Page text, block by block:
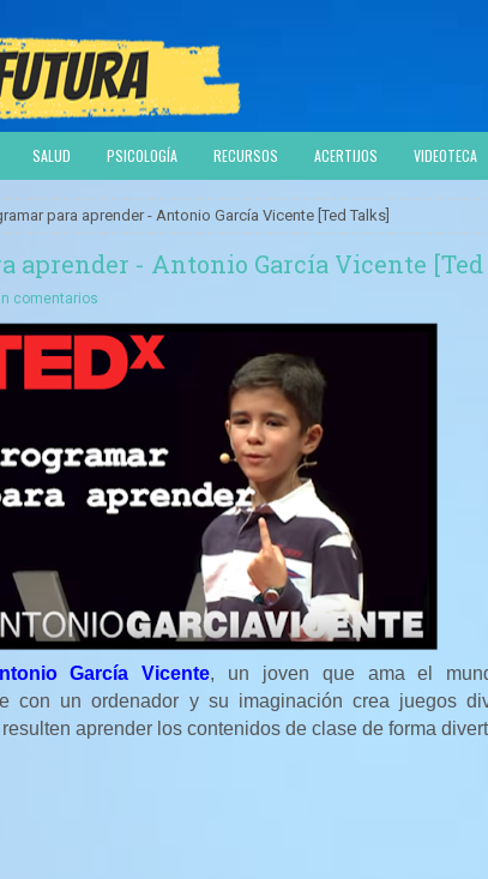
SALUD PSICOLOGÍA RECURSOS ACERTIJOS VIDEOTECA
para aprender - Antonio García Vicente [Ted Talks]
aprender - Antonio García Vicente
comentarios
García Vicente, un joven que ama el
con un ordenador y su imaginación crea juegos
aprender los contenidos de clase de forma